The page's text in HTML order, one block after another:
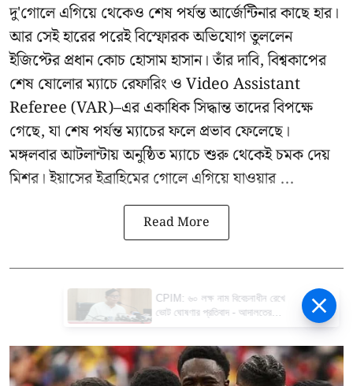
দু'গোলে এগিয়ে থেকেও শেষ পর্যন্ত আর্জেন্টিনার কাছে হার।
আর সেই হারের পরেই বিস্ফোরক অভিযোগ তুললেন
ইজিপ্টের প্রধান কোচ হোসাম হাসান। তাঁর দাবি, বিশ্বকাপের
শেষ ষোলোর ম্যাচে রেফারিং ও Video Assistant
Referee (VAR)–এর একাধিক সিদ্ধান্ত তাদের বিপক্ষে
গেছে, যা শেষ পর্যন্ত ম্যাচের ফলে প্রভাব ফেলেছে।
মঙ্গলবার আটলান্টায় অনুষ্ঠিত ম্যাচে শুরু থেকেই চমক দেয়
মিশর। ইয়াসের ইব্রাহিমের গোলে এগিয়ে যাওয়ার ...
Read More
CPIM: ৬০ লক্ষ নাম বিবেচনাধীন রেখে
ভোট ঘোষণার প্রতিবাদ - আদালতের